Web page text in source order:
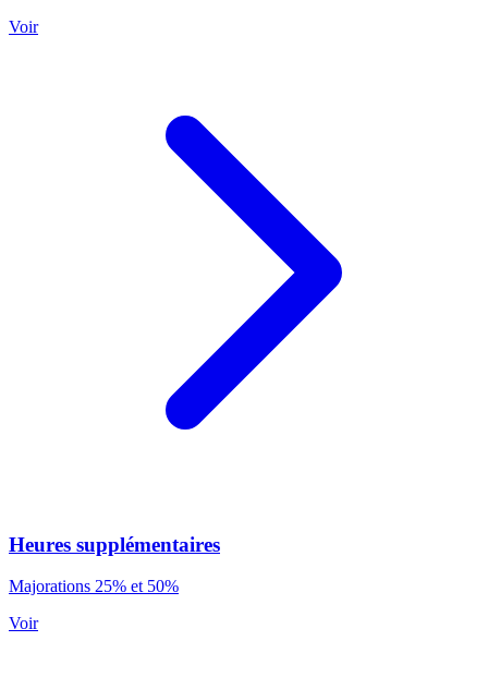
Voir
Heures supplémentaires
Majorations 25% et 50%
Voir